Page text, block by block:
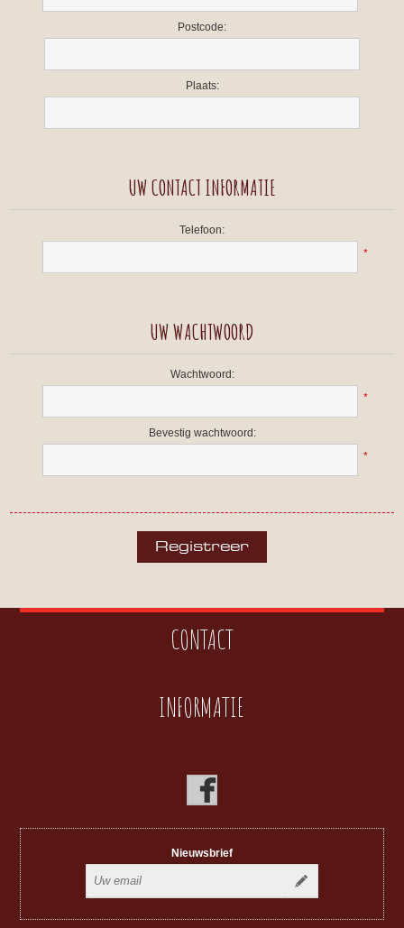
Postcode:
Plaats:
UW CONTACT INFORMATIE
Telefoon:
*
UW WACHTWOORD
Wachtwoord:
*
Bevestig wachtwoord:
*
CONTACT
INFORMATIE
Nieuwsbrief